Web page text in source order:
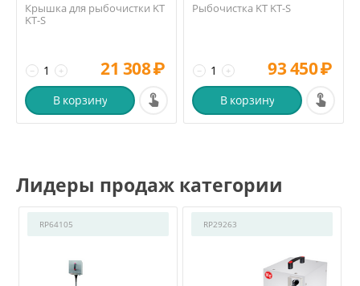
Крышка для рыбочистки KT
KT-S
+
− 21 308₽
В корзину
Рыбочистка KT KT-S
+
− 93 450₽
В корзину
Лидеры продаж категории
RP64105 RP29263